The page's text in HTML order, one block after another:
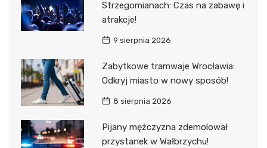
Strzegomianach: Czas na zabawę i
atrakcje!
9 sierpnia 2026
Zabytkowe tramwaje Wrocławia:
Odkryj miasto w nowy sposób!
8 sierpnia 2026
Pijany mężczyzna zdemolował
przystanek w Wałbrzychu!